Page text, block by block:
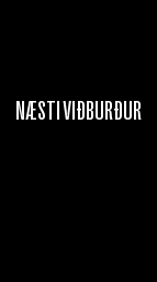
NÆSTI VIÐBURÐUR